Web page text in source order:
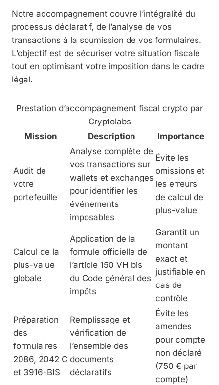
Notre accompagnement couvre l’intégralité du
processus déclaratif, de l’analyse de vos
transactions à la soumission de vos formulaires.
L’objectif est de sécuriser votre situation fiscale
tout en optimisant votre imposition dans le cadre
légal.
Prestation d’accompagnement fiscal crypto par
Cryptolabs
Mission
Description Importance
Audit de
votre
portefeuille
Analyse complète de
vos transactions sur
wallets et exchanges
pour identifier les
événements
imposables
Évite les
omissions et
les erreurs
de calcul de
plus-value
Calcul de la
plus-value
globale
Application de la
formule officielle de
l’article 150 VH bis
du Code général des
impôts
Garantit un
montant
exact et
justifiable en
cas de
contrôle
Préparation
des
formulaires
2086, 2042 C
et 3916-BIS
Remplissage et
vérification de
l’ensemble des
documents
déclaratifs
Évite les
amendes
pour compte
non déclaré
(750 € par
compte)